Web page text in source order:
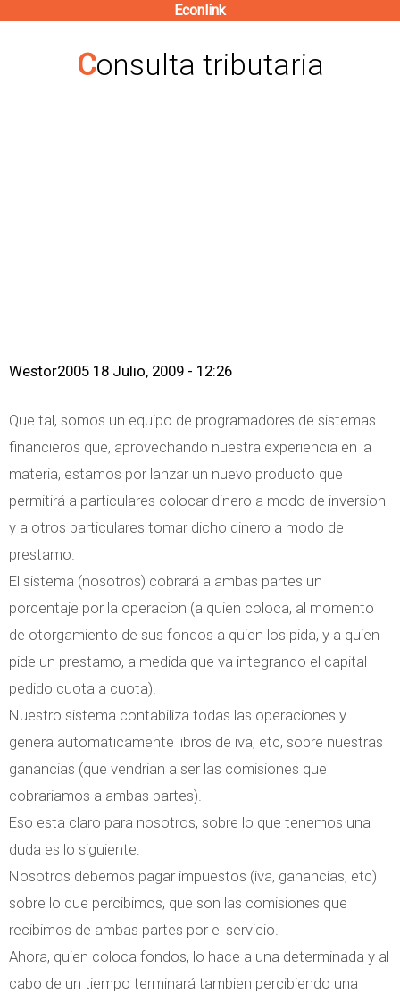
contenido
Econlink
Consulta tributaria
Westor2005 18 Julio, 2009 - 12:26
Que tal, somos un equipo de programadores de sistemas
financieros que, aprovechando nuestra experiencia en la
materia, estamos por lanzar un nuevo producto que
permitirá a particulares colocar dinero a modo de inversion
y a otros particulares tomar dicho dinero a modo de
prestamo.
El sistema (nosotros) cobrará a ambas partes un
porcentaje por la operacion (a quien coloca, al momento
de otorgamiento de sus fondos a quien los pida, y a quien
pide un prestamo, a medida que va integrando el capital
pedido cuota a cuota).
Nuestro sistema contabiliza todas las operaciones y
genera automaticamente libros de iva, etc, sobre nuestras
ganancias (que vendrian a ser las comisiones que
cobrariamos a ambas partes).
Eso esta claro para nosotros, sobre lo que tenemos una
duda es lo siguiente:
Nosotros debemos pagar impuestos (iva, ganancias, etc)
sobre lo que percibimos, que son las comisiones que
recibimos de ambas partes por el servicio.
Ahora, quien coloca fondos, lo hace a una determinada y al
cabo de un tiempo terminará tambien percibiendo una